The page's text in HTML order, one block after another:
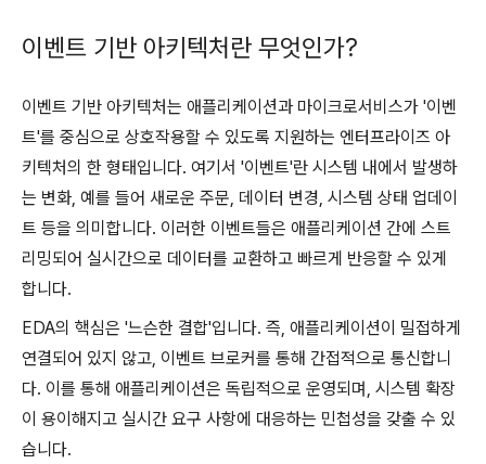
이벤트 기반 아키텍처란 무엇인가?
이벤트 기반 아키텍처는 애플리케이션과 마이크로서비스가 '이벤
트'를 중심으로 상호작용할 수 있도록 지원하는 엔터프라이즈 아
키텍처의 한 형태입니다. 여기서 '이벤트'란 시스템 내에서 발생하
는 변화, 예를 들어 새로운 주문, 데이터 변경, 시스템 상태 업데이
트 등을 의미합니다. 이러한 이벤트들은 애플리케이션 간에 스트
리밍되어 실시간으로 데이터를 교환하고 빠르게 반응할 수 있게
합니다.
EDA의 핵심은 '느슨한 결합'입니다. 즉, 애플리케이션이 밀접하게
연결되어 있지 않고, 이벤트 브로커를 통해 간접적으로 통신합니
다. 이를 통해 애플리케이션은 독립적으로 운영되며, 시스템 확장
이 용이해지고 실시간 요구 사항에 대응하는 민첩성을 갖출 수 있
습니다.